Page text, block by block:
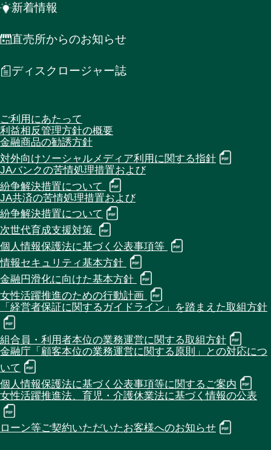
新着情報
直売所からのお知らせ
ディスクロージャー誌
ご利用にあたって
利益相反管理方針の概要
金融商品の勧誘方針
対外向けソーシャルメディア利用に関する指針
JAバンクの苦情処理措置および
紛争解決措置について
JA共済の苦情処理措置および
紛争解決措置について
次世代育成支援対策
個人情報保護法に基づく公表事項等
情報セキュリティ基本方針
金融円滑化に向けた基本方針
女性活躍推進のための行動計画
「経営者保証に関するガイドライン」を踏まえた取組方針
組合員・利用者本位の業務運営に関する取組方針
金融庁「顧客本位の業務運営に関する原則」との対応につ
いて
個人情報保護法に基づく公表事項等に関するご案内
女性活躍推進法、育児・介護休業法に基づく情報の公表
ローン等ご契約いただいたお客様へのお知らせ